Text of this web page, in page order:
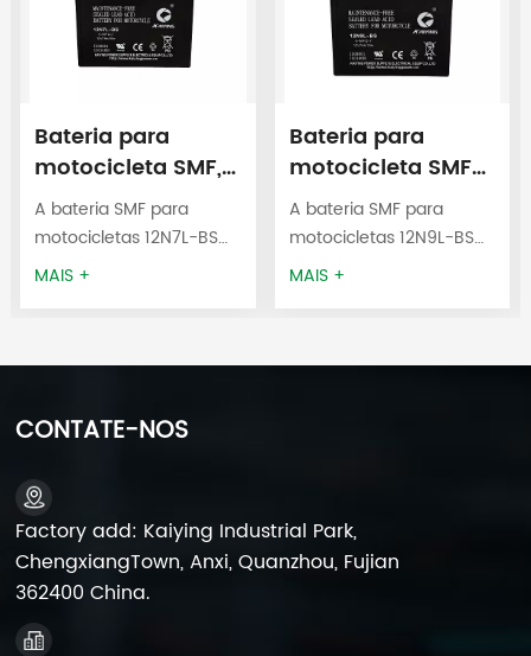
Bateria para
motocicleta SMF,
fabricante OEM,
modelo 12N7L-BS,
A bateria SMF para
motocicletas 12N7L-BS
12V7AH é
motos de neve,
embarcações,
equipamentos de
jardinagem, motores
elétricos, etc.
MAIS +
Bateria para
motocicleta SMF
12N9L-BS 12V9AH
A bateria SMF para
motocicletas 12N9L-BS
12V9AH é
equipamentos de
jardinagem, motores
elétricos, etc.
MAIS +
CONTATE-NOS
Factory add: Kaiying Industrial Park,
ChengxiangTown, Anxi, Quanzhou, Fujian
362400 China.